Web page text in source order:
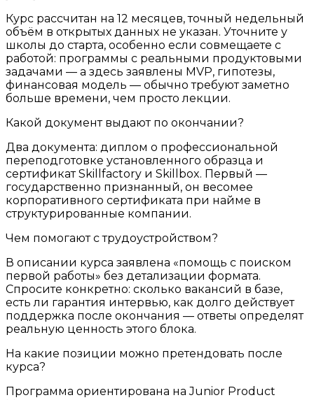
Курс рассчитан на 12 месяцев, точный недельный
объём в открытых данных не указан. Уточните у
школы до старта, особенно если совмещаете с
работой: программы с реальными продуктовыми
задачами — а здесь заявлены MVP, гипотезы,
финансовая модель — обычно требуют заметно
больше времени, чем просто лекции.
Какой документ выдают по окончании?
Два документа: диплом о профессиональной
переподготовке установленного образца и
сертификат Skillfactory и Skillbox. Первый —
государственно признанный, он весомее
корпоративного сертификата при найме в
структурированные компании.
Чем помогают с трудоустройством?
В описании курса заявлена «помощь с поиском
первой работы» без детализации формата.
Спросите конкретно: сколько вакансий в базе,
есть ли гарантия интервью, как долго действует
поддержка после окончания — ответы определят
реальную ценность этого блока.
На какие позиции можно претендовать после
курса?
Программа ориентирована на Junior Product